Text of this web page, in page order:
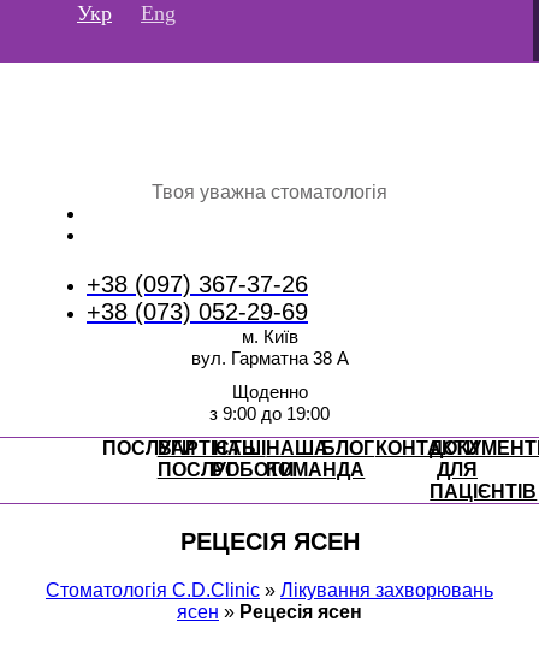
Укр Eng
Твоя уважна стоматологія
+38 (097) 367-37-26
+38 (073) 052-29-69
м. Київ
вул. Гарматна 38 А
Щоденно
з 9:00 до 19:00
ПОСЛУГИВАРТІСТЬ
ПОСЛУГ
НАШІ
РОБОТИ
НАША
КОМАНДА
БЛОГ КОНТАКТИ
ДЛЯ
ПАЦІЄНТІВ
РЕЦЕСІЯ ЯСЕН
Стоматологія С.D.Clinic » Лікування захворювань
ясен » Рецесія ясен